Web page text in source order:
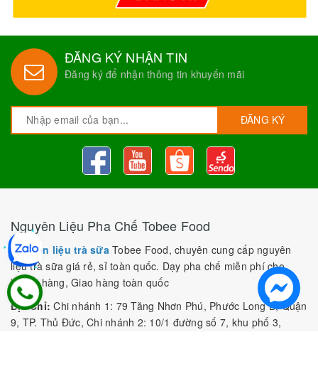
ĐĂNG KÝ NHẬN TIN
Đăng ký để nhận thông tin khuyến mãi
ĐĂNG KÝ
Nguyên Liệu Pha Chế Tobee Food
Nguyên liệu trà sữa Tobee Food, chuyên cung cấp nguyên
liệu trà sữa giá rẻ, sỉ toàn quốc. Dạy pha chế miễn phí cho
khách hàng, Giao hàng toàn quốc
Địa Chỉ: Chi nhánh 1: 79 Tăng Nhơn Phú, Phước Long B, Quận
9, TP. Thủ Đức, Chi nhánh 2: 10/1 đường số 7, khu phố 3,